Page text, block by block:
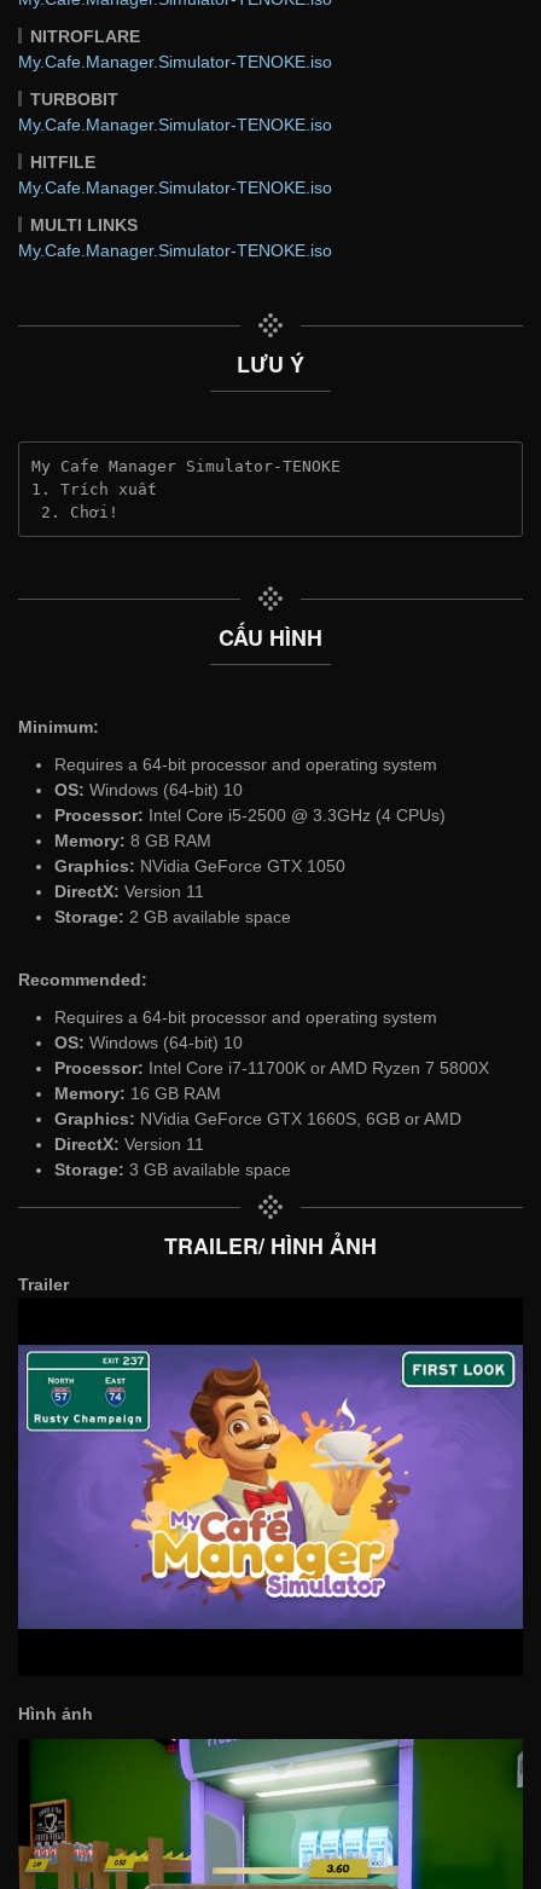
NITROFLARE
My.Cafe.Manager.Simulator-TENOKE.iso
TURBOBIT
My.Cafe.Manager.Simulator-TENOKE.iso
HITFILE
My.Cafe.Manager.Simulator-TENOKE.iso
MULTI LINKS
My.Cafe.Manager.Simulator-TENOKE.iso
LƯU Ý
My Cafe Manager Simulator-TENOKE
1. Trích xuất
2. Chơi!
CẤU HÌNH
Minimum:
Requires a 64-bit processor and operating system
OS: Windows (64-bit) 10
Processor: Intel Core i5-2500 @ 3.3GHz (4 CPUs)
Memory: 8 GB RAM
Graphics: NVidia GeForce GTX 1050
DirectX: Version 11
Storage: 2 GB available space
Recommended:
Requires a 64-bit processor and operating system
OS: Windows (64-bit) 10
Processor: Intel Core i7-11700K or AMD Ryzen 7 5800X
Memory: 16 GB RAM
Graphics: NVidia GeForce GTX 1660S, 6GB or AMD
DirectX: Version 11
Storage: 3 GB available space
TRAILER/ HÌNH ẢNH
Trailer
Hình ảnh